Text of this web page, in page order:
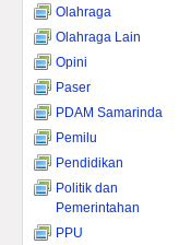
Olahraga
Olahraga Lain
Opini
Paser
PDAM Samarinda
Pemilu
Pendidikan
Politik dan
Pemerintahan
PPU